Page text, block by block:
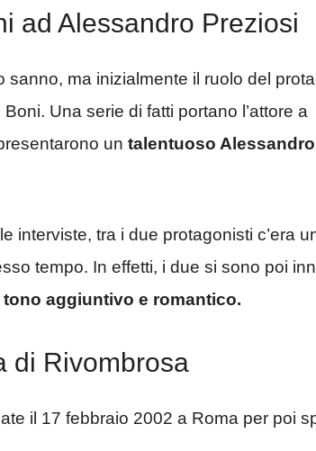
ad Alessandro Preziosi
sanno, ma inizialmente il ruolo del
Una serie di fatti portano l’attore a
un talentuoso Alessandro
interviste, tra i due protagonisti c’era
tempo. In effetti, i due si sono poi
tono aggiuntivo e romantico.
di Rivombrosa
il 17 febbraio 2002 a Roma per poi